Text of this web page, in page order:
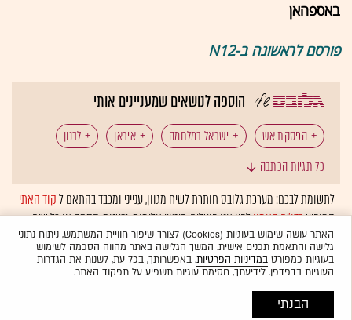
באספהאן
פורסם לראשונה ב-N12
הוספה לנושאים שמעניינים אותי
הפסקת אש ישראל במלחמה איראן לבנון
איחוד האמירויות ערב הסעודית רצועת עזה
חמאס טילים כטב"מים
כל תגיות הכתבה
לתשומת לבכם: מערכת גלובס חותרת לשיח מגוון, ענייני ומכבד בהתאם לקוד האתי
המופיעבדו"ח האמוןלפיו אנו פועלים. ביטויי אלימות, גזענות, הסתה או כל שיח
בלתי הולם אחר מסוננים בצורהאוטומטיתולא יפורסמו באתר.
האתר עושה שימוש בעוגיות (Cookies) לצורך שיפור חוויית המשתמש, ניתוח נתוני
גלישה והתאמת תכנים אישית. המשך הגלישה באתר מהווה הסכמה לשימוש
בעוגיות כמפורטבמדיניות הפרטיות. באפשרותך, בכל עת, לשנות את הגדרות
העוגיות בדפדפן. לידיעתך, חסימת עוגיות תשפיע על תפקוד האתר.
הבנתי